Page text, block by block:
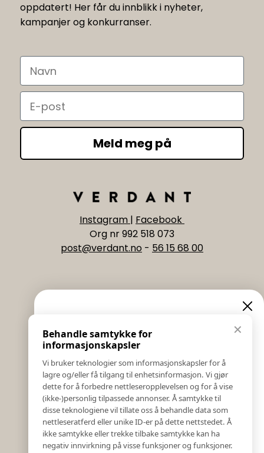
oppdatert! Her får du innblikk i nyheter,
kampanjer og konkurranser.
Navn
Email
Meld meg på
Instagram | Facebook
Org nr 992 518 073
post@verdant.no - 56 15 68 00
Informasjon
Salgs & Leveringsbetingelser
Registrer reklamasjon eller retur
Kontakt Oss
Bildebank
Følg Oss
Prislister
Etiske Retningslinjer
Åpenhetsloven
✕
Behandle samtykke for
informasjonskapsler
Vi bruker teknologier som informasjonskapsler for å
lagre og/eller få tilgang til enhetsinformasjon. Vi gjør
dette for å forbedre nettleseropplevelsen og for å vise
(ikke-)personlig tilpassede annonser. Å samtykke til
disse teknologiene vil tillate oss å behandle data som
nettleseratferd eller unike ID-er på dette nettstedet. Å
ikke samtykke eller trekke tilbake samtykke kan ha
negativ innvirkning på visse funksjoner og funksjoner.
Eksklusive nyheter og
tilbud
Meld deg på vårt nyhetsbrev og hold deg oppdatert!
Her får du innblikk i nyheter, kampanjer og
konkurranser.
E-post